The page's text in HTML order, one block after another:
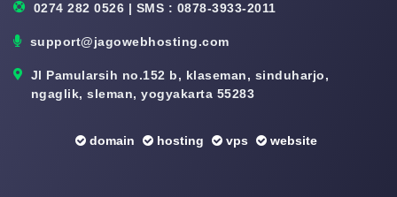
0274 282 0526 | SMS : 0878-3933-2011
support@jagowebhosting.com
Jl Pamularsih no.152 b, klaseman, sinduharjo,
ngaglik, sleman, yogyakarta 55283
domain hosting vps website